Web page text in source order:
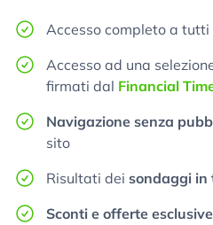
Accesso completo a tutti
Accesso ad una
firmati dal Financial
Navigazione senza
sito
Risultati dei sondaggi in
Sconti e offerte esclusive